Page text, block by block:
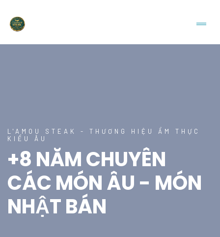
L'AMOU STEAK - THƯƠNG HIỆU ẨM THỰC
KIỂU ÂU
+8 NĂM CHUYÊN
CÁC MÓN ÂU - MÓN
NHẬT BÁN